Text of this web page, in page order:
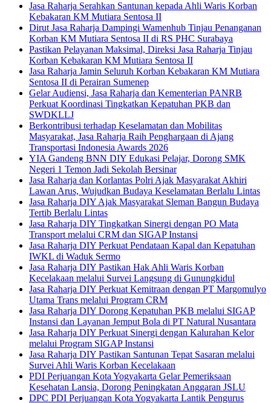
Jasa Raharja Serahkan Santunan kepada Ahli Waris Korban
Kebakaran KM Mutiara Sentosa II
Dirut Jasa Raharja Dampingi Wamenhub Tinjau Penanganan
Korban KM Mutiara Sentosa II di RS PHC Surabaya
Pastikan Pelayanan Maksimal, Direksi Jasa Raharja Tinjau
Korban Kebakaran KM Mutiara Sentosa II
Jasa Raharja Jamin Seluruh Korban Kebakaran KM Mutiara
Sentosa II di Perairan Sumenep
Gelar Audiensi, Jasa Raharja dan Kementerian PANRB
Perkuat Koordinasi Tingkatkan Kepatuhan PKB dan
SWDKLLJ
Berkontribusi terhadap Keselamatan dan Mobilitas
Masyarakat, Jasa Raharja Raih Penghargaan di Ajang
Transportasi Indonesia Awards 2026
YIA Gandeng BNN DIY Edukasi Pelajar, Dorong SMK
Negeri 1 Temon Jadi Sekolah Bersinar
Jasa Raharja dan Korlantas Polri Ajak Masyarakat Akhiri
Lawan Arus, Wujudkan Budaya Keselamatan Berlalu Lintas
Jasa Raharja DIY Ajak Masyarakat Sleman Bangun Budaya
Tertib Berlalu Lintas
Jasa Raharja DIY Tingkatkan Sinergi dengan PO Mata
Transport melalui CRM dan SIGAP Instansi
Jasa Raharja DIY Perkuat Pendataan Kapal dan Kepatuhan
IWKL di Waduk Sermo
Jasa Raharja DIY Pastikan Hak Ahli Waris Korban
Kecelakaan melalui Survei Langsung di Gunungkidul
Jasa Raharja DIY Perkuat Kemitraan dengan PT Margomulyo
Utama Trans melalui Program CRM
Jasa Raharja DIY Dorong Kepatuhan PKB melalui SIGAP
Instansi dan Layanan Jemput Bola di PT Natural Nusantara
Jasa Raharja DIY Perkuat Sinergi dengan Kalurahan Kelor
melalui Program SIGAP Instansi
Jasa Raharja DIY Pastikan Santunan Tepat Sasaran melalui
Survei Ahli Waris Korban Kecelakaan
PDI Perjuangan Kota Yogyakarta Gelar Pemeriksaan
Kesehatan Lansia, Dorong Peningkatan Anggaran JSLU
DPC PDI Perjuangan Kota Yogyakarta Lantik Pengurus